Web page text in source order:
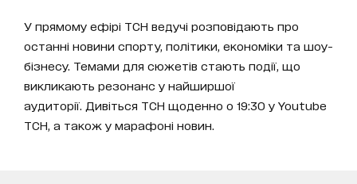
У прямому ефірі ТСН ведучі розповідають про
останні новини спорту, політики, економіки та шоу-
бізнесу. Темами для сюжетів стають події, що
викликають резонанс у найширшої
аудиторії. Дивіться ТСН щоденно о 19:30 у Youtube
ТСН, а також у марафоні новин.